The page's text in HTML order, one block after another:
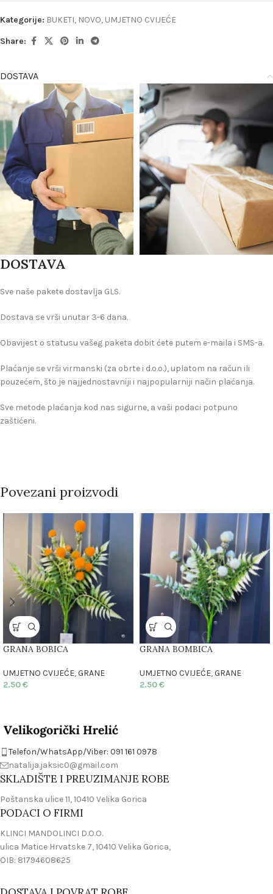
Kategorije: BUKETI, NOVO, UMJETNO CVIJEĆE
Share:
DOSTAVA
DOSTAVA
Sve naše pakete dostavlja GLS.
Dostava se vrši unutar 3-6 dana.
Obavijest o statusu vašeg paketa dobit ćete putem e-maila i SMS-a.
Plaćanje se vrši virmanski (za obrte i d.o.o.), uplatom na račun ili
pouzećem, što je najjednostavniji i najpopularniji način plaćanja.
Sve metode plaćanja kod nas sigurne, a vaši podaci potpuno
zaštićeni.
Povezani proizvodi
GRANA BOBICA
UMJETNO CVIJEĆE,GRANE
2.50€
GRANA BOMBICA
UMJETNO CVIJEĆE,GRANE
2.50€
Telefon/WhatsApp/Viber: 091 161 0978
natalija.jaksic0@gmail.com
SKLADIŠTE I PREUZIMANJE ROBE
Poštanska ulice 11, 10410 Velika Gorica
PODACI O FIRMI
KLINCI MANDOLINCI D.O.O.
ulica Matice Hrvatske 7, 10410 Velika Gorica,
OIB: 81794608625